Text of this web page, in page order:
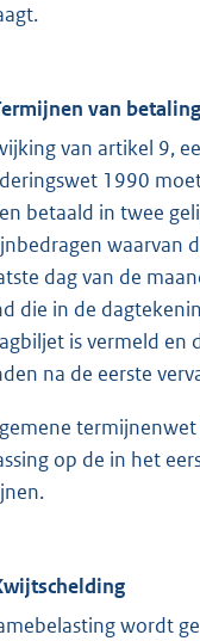
van betaling
van artikel 9,
1990
betaald in twee
waarvan
dag van de
die in de
is vermeld en
na de eerste
op de in het
wordt